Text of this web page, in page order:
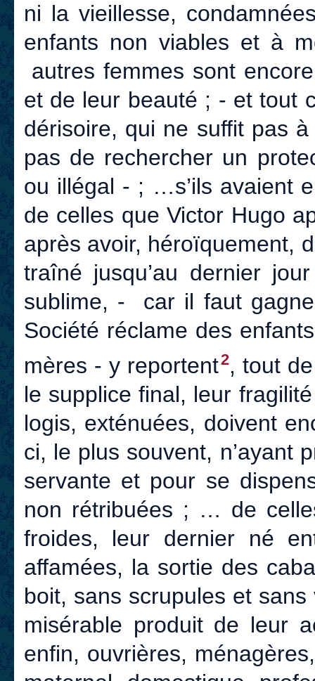
ni la vieillesse,
enfants non viables et à
autres femmes sont
et de leur beauté ; - et tout
dérisoire, qui ne suffit pas
pas de rechercher un
ou illégal - ; …s’ils avaient
de celles que Victor Hugo
après avoir, héroïquement,
traîné jusqu’au dernier
sublime, - car il faut
Société réclame des
mères - y reportent2, tout
le supplice final, leur
logis, exténuées, doivent
ci, le plus souvent, n’ayant
servante et pour se
non rétribuées ; … de
froides, leur dernier né
affamées, la sortie des
boit, sans scrupules et
misérable produit de leur
enfin, ouvrières,